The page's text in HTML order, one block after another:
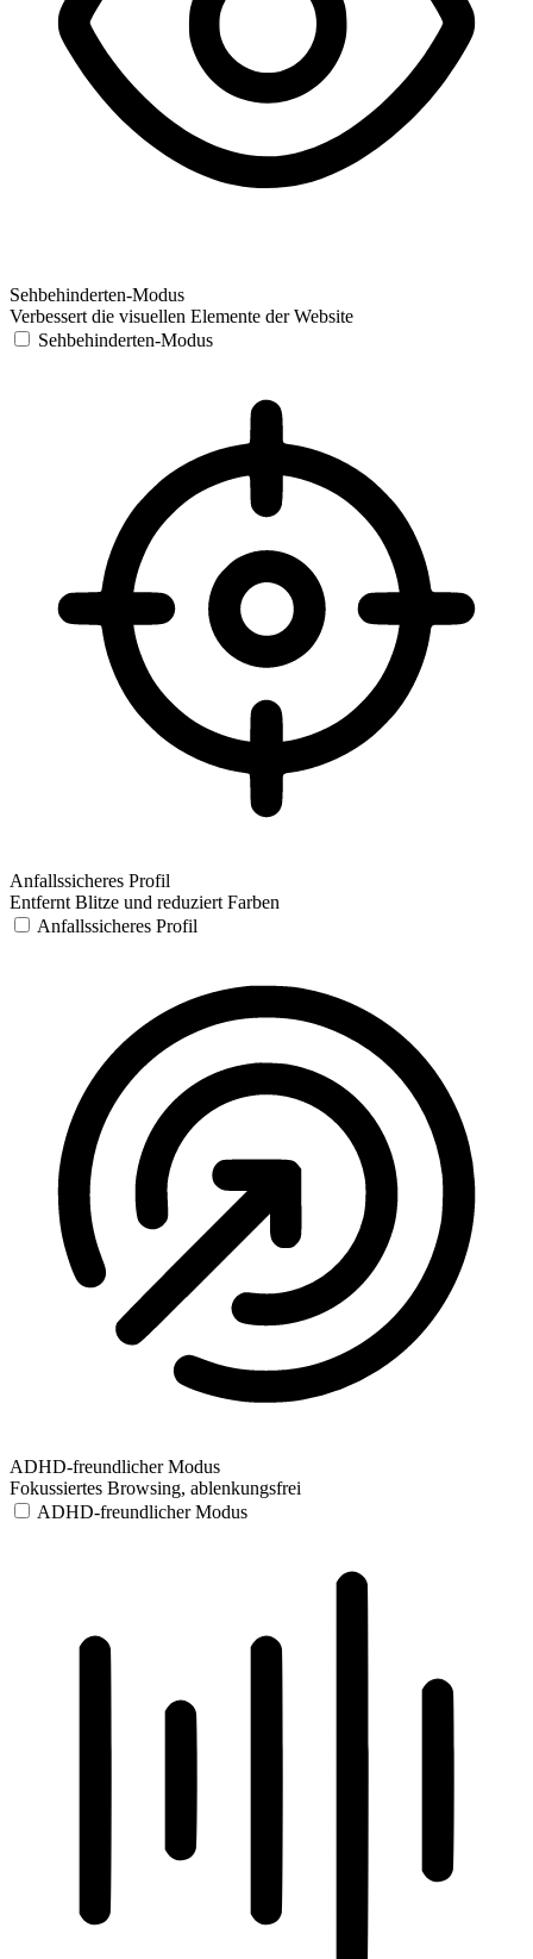
Sehbehinderten-Modus
Verbessert die visuellen Elemente der Website
Sehbehinderten-Modus
Anfallssicheres Profil
Entfernt Blitze und reduziert Farben
Anfallssicheres Profil
ADHD-freundlicher Modus
Fokussiertes Browsing, ablenkungsfrei
ADHD-freundlicher Modus